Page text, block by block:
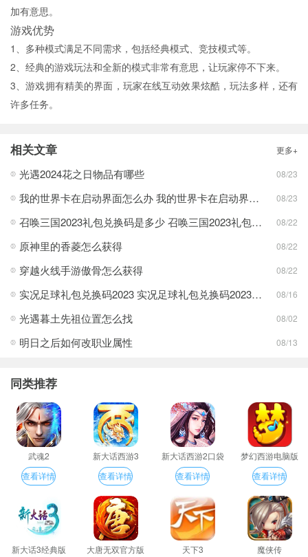
加有意思。
游戏优势
1、多种模式满足不同需求，包括经典模式、竞技模式等。
2、经典的游戏玩法和全新的模式非常有意思，让玩家停不下来。
3、游戏拥有精美的界面，玩家在线互动效果炫酷，玩法多样，还有
许多任务。
相关文章 更多+
光遇2024花之日物品有哪些 08/23
我的世界卡在启动界面怎么办 我的世界卡在启动界面方法分享 08/23
召唤三国2023礼包兑换码是多少 召唤三国2023礼包兑换码最新一览 08/22
原神里的香菱怎么获得 08/22
穿越火线手游傲骨怎么获得 08/22
实况足球礼包兑换码2023 实况足球礼包兑换码2023最新一览 08/16
光遇暮土先祖位置怎么找 08/02
明日之后如何改职业属性 08/13
同类推荐
武魂2
查看详情
新大话西游3
查看详情
新大话西游2口袋
版
查看详情
梦幻西游电脑版
查看详情
新大话3经典版
大唐无双官方版
天下3
魔侠传